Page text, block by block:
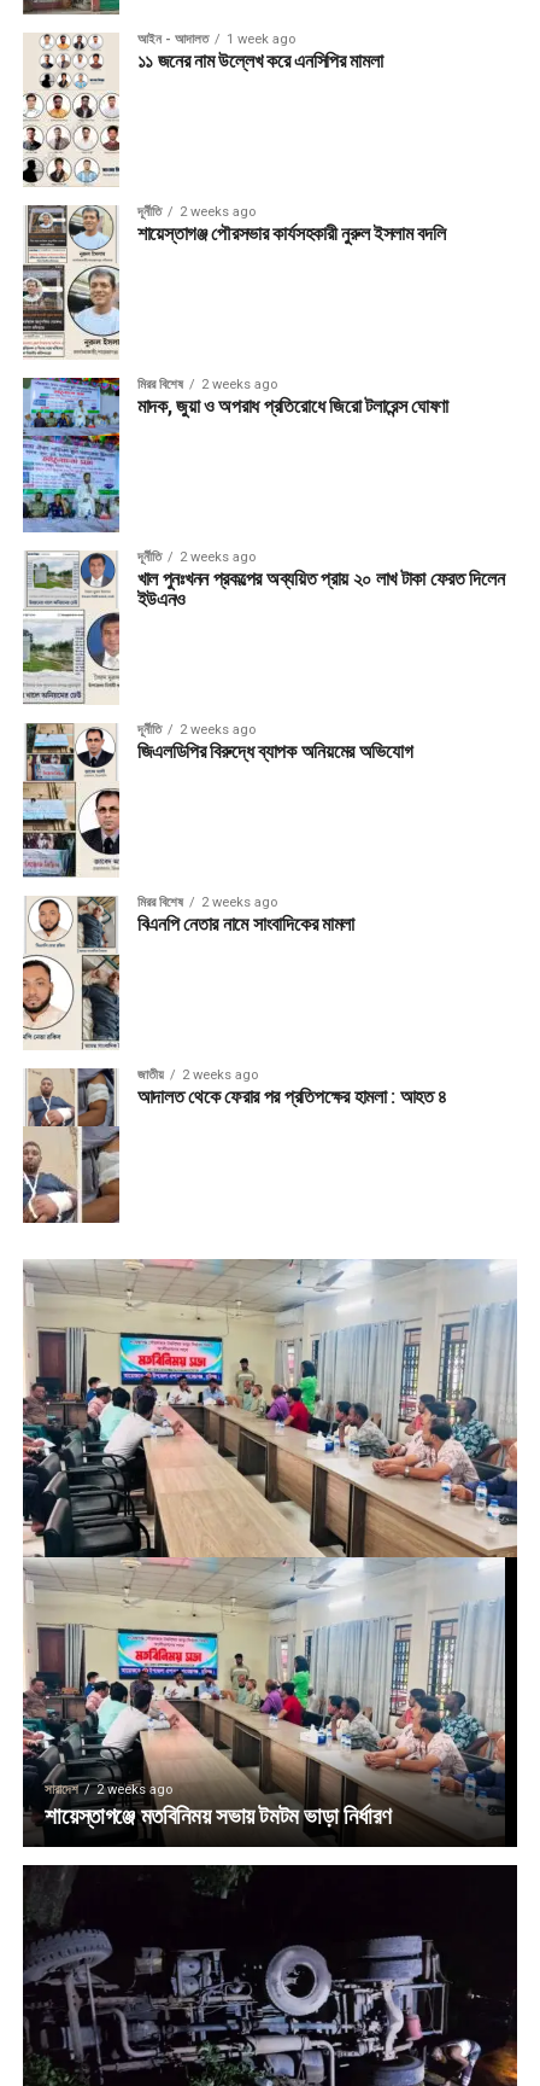
আইন - আদালত 1 week ago
১১ জনের নাম উল্লেখ করে এনসিপির মামলা
দূর্নীতি 2 weeks ago
শায়েস্তাগঞ্জ পৌরসভার কার্যসহকারী নুরুল ইসলাম বদলি
মিরর বিশেষ 2 weeks ago
মাদক, জুয়া ও অপরাধ প্রতিরোধে জিরো টলারেন্স ঘোষণা
দূর্নীতি 2 weeks ago
খাল পুনঃখনন প্রকল্পের অব্যয়িত প্রায় ২০ লাখ টাকা ফেরত দিলেন
ইউএনও
দূর্নীতি 2 weeks ago
জিএলডিপির বিরুদ্ধে ব্যাপক অনিয়মের অভিযোগ
মিরর বিশেষ 2 weeks ago
বিএনপি নেতার নামে সাংবাদিকের মামলা
জাতীয় 2 weeks ago
আদালত থেকে ফেরার পর প্রতিপক্ষের হামলা : আহত ৪
সারাদেশ 2 weeks ago
শায়েস্তাগঞ্জে মতবিনিময় সভায় টমটম ভাড়া নির্ধারণ